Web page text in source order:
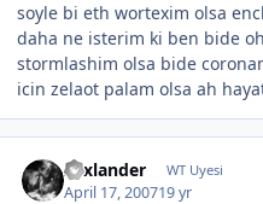
soyle bi eth wortexim olsa
daha ne isterim ki ben bide
stormlashim olsa bide
icin zelaot palam olsa ah
xxxlander WT Uyesi
April 17, 200719 yr